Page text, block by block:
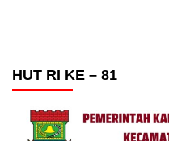
HUT RI KE – 81